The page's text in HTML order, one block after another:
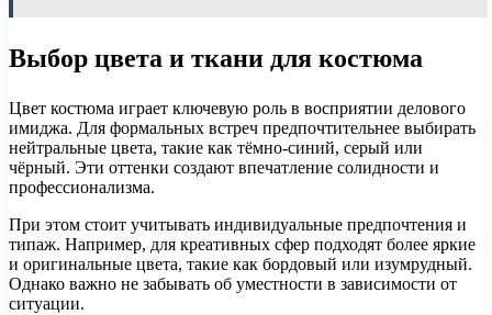
Выбор цвета и ткани для костюма
Цвет костюма играет ключевую роль в восприятии делового
имиджа. Для формальных встреч предпочтительнее выбирать
нейтральные цвета, такие как тёмно-синий, серый или
чёрный. Эти оттенки создают впечатление солидности и
профессионализма.
При этом стоит учитывать индивидуальные предпочтения и
типаж. Например, для креативных сфер подходят более яркие
и оригинальные цвета, такие как бордовый или изумрудный.
Однако важно не забывать об уместности в зависимости от
ситуации.